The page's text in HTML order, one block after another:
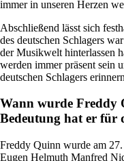
immer in unseren Herzen
Abschließend lässt sich
des deutschen Schlagers
der Musikwelt hinterlassen
werden immer präsent sein
deutschen Schlagers
Wann wurde Freddy
Bedeutung hat er für
Freddy Quinn wurde am
Eugen Helmuth Manfred